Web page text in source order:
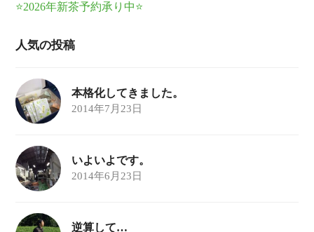
⭐2026年新茶予約承り中⭐
人気の投稿
本格化してきました。
2014年7月23日
いよいよです。
2014年6月23日
逆算して…